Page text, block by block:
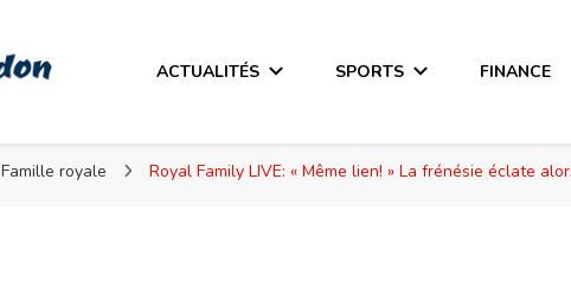
ACTUALITÉS SPORTS FINANCE
Famille royale Royal Family LIVE: « Même lien! » La frénésie éclate